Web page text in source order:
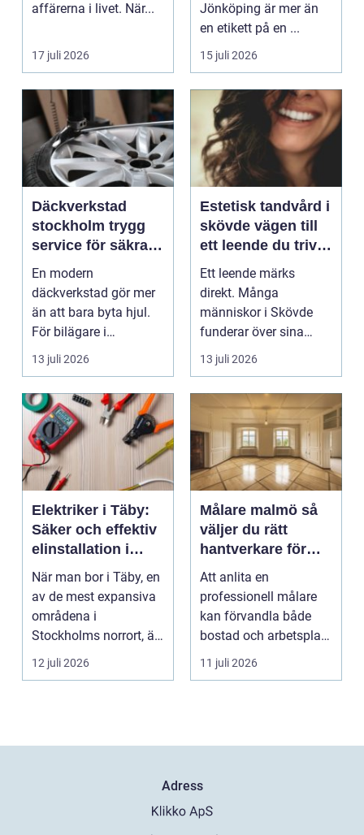
affärerna i livet. När...
17 juli 2026
Jönköping är mer än
en etikett på en ...
15 juli 2026
Däckverkstad
stockholm trygg
service för säkra
mil året runt
En modern
däckverkstad gör mer
än att bara byta hjul.
För bilägare i
Stockholm handlar
valet av däck...
13 juli 2026
Estetisk tandvård i
skövde vägen till
ett leende du trivs
med
Ett leende märks
direkt. Många
människor i Skövde
funderar över sina
tänder, men skjuter
upp att gör...
13 juli 2026
Elektriker i Täby:
Säker och effektiv
elinstallation i
norrort
När man bor i Täby, en
av de mest expansiva
områdena i
Stockholms norrort, är
b...
12 juli 2026
Målare malmö så
väljer du rätt
hantverkare för
hem och företag
Att anlita en
professionell målare
kan förvandla både
bostad och arbetsplats
på kort tid. Färger, yt...
11 juli 2026
Adress